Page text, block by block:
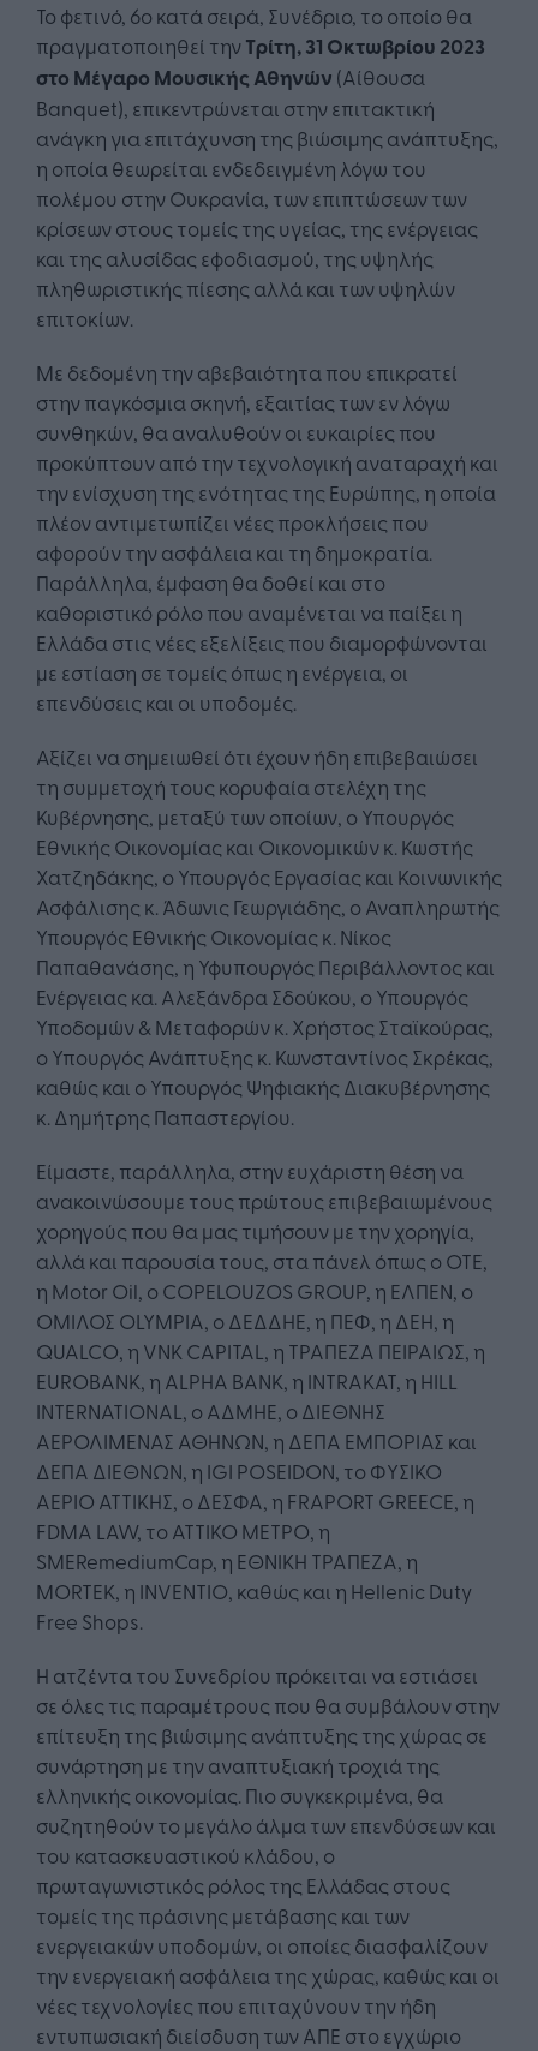
Το φετινό, 6ο κατά σειρά, Συνέδριο, το οποίο θα
πραγματοποιηθεί τηνΤρίτη, 31 Οκτωβρίου 2023
στο Μέγαρο Μουσικής Αθηνών (Αίθουσα
Banquet), επικεντρώνεται στην επιτακτική
ανάγκη για επιτάχυνση της βιώσιμης ανάπτυξης,
η οποία θεωρείται ενδεδειγμένη λόγω του
πολέμου στην Ουκρανία, των επιπτώσεων των
κρίσεων στους τομείς της υγείας, της ενέργειας
και της αλυσίδας εφοδιασμού, της υψηλής
πληθωριστικής πίεσης αλλά και των υψηλών
επιτοκίων.
Με δεδομένη την αβεβαιότητα που επικρατεί
στην παγκόσμια σκηνή, εξαιτίας των εν λόγω
συνθηκών, θα αναλυθούν οι ευκαιρίες που
προκύπτουν από την τεχνολογική αναταραχή και
την ενίσχυση της ενότητας της Ευρώπης, η οποία
πλέον αντιμετωπίζει νέες προκλήσεις που
αφορούν την ασφάλεια και τη δημοκρατία.
Παράλληλα, έμφαση θα δοθεί και στο
καθοριστικό ρόλο που αναμένεται να παίξει η
Ελλάδα στις νέες εξελίξεις που διαμορφώνονται
με εστίαση σε τομείς όπως η ενέργεια, οι
επενδύσεις και οι υποδομές.
Αξίζει να σημειωθεί ότι έχουν ήδη επιβεβαιώσει
τη συμμετοχή τους κορυφαία στελέχη της
Κυβέρνησης, μεταξύ των οποίων, ο Υπουργός
Εθνικής Οικονομίας και Οικονομικών κ. Κωστής
Χατζηδάκης, ο Υπουργός Εργασίας και Κοινωνικής
Ασφάλισης κ. Άδωνις Γεωργιάδης, ο Αναπληρωτής
Υπουργός Εθνικής Οικονομίας κ. Νίκος
Παπαθανάσης, η Υφυπουργός Περιβάλλοντος και
Ενέργειας κα. Αλεξάνδρα Σδούκου, ο Υπουργός
Υποδομών & Μεταφορών κ. Χρήστος Σταϊκούρας,
ο Υπουργός Ανάπτυξης κ. Κωνσταντίνος Σκρέκας,
καθώς και ο Υπουργός Ψηφιακής Διακυβέρνησης
κ. Δημήτρης Παπαστεργίου.
Είμαστε, παράλληλα, στην ευχάριστη θέση να
ανακοινώσουμε τους πρώτους επιβεβαιωμένους
χορηγούς που θα μας τιμήσουν με την χορηγία,
αλλά και παρουσία τους, στα πάνελ όπως ο ΟΤΕ,
η Motor Oil, ο COPELOUZOS GROUP, η ΕΛΠΕΝ, o
ΟΜΙΛΟΣ OLYMPIA, ο ΔΕΔΔΗΕ, η ΠΕΦ, η ΔΕΗ, η
QUALCO, η VNK CAPITAL, η ΤΡΑΠΕΖΑ ΠΕΙΡΑΙΩΣ, η
EUROBANK, η ALPHA BANK, η INTRAKAT, η HILL
INTERNATIONAL, ο ΑΔΜΗΕ, o ΔΙΕΘΝΗΣ
ΑΕΡΟΛΙΜΕΝΑΣ ΑΘΗΝΩΝ, η ΔΕΠΑ ΕΜΠΟΡΙΑΣ και
ΔΕΠΑ ΔΙΕΘΝΩΝ, η IGI POSEIDON, το ΦΥΣΙΚΟ
ΑΕΡΙΟ ΑΤΤΙΚΗΣ, o ΔΕΣΦΑ, η FRAPORT GREECE, η
FDMA LAW, το ΑΤΤΙΚΟ ΜΕΤΡΟ, η
SMERemediumCap, η ΕΘΝΙΚΗ ΤΡΑΠΕΖΑ, η
MORTEK, η INVENTIO, καθώς και η Hellenic Duty
Free Shops.
Η ατζέντα του Συνεδρίου πρόκειται να εστιάσει
σε όλες τις παραμέτρους που θα συμβάλουν στην
επίτευξη της βιώσιμης ανάπτυξης της χώρας σε
συνάρτηση με την αναπτυξιακή τροχιά της
ελληνικής οικονομίας. Πιο συγκεκριμένα, θα
συζητηθούν το μεγάλο άλμα των επενδύσεων και
του κατασκευαστικού κλάδου, ο
πρωταγωνιστικός ρόλος της Ελλάδας στους
τομείς της πράσινης μετάβασης και των
ενεργειακών υποδομών, οι οποίες διασφαλίζουν
την ενεργειακή ασφάλεια της χώρας, καθώς και οι
νέες τεχνολογίες που επιταχύνουν την ήδη
εντυπωσιακή διείσδυση των ΑΠΕ στο εγχώριο